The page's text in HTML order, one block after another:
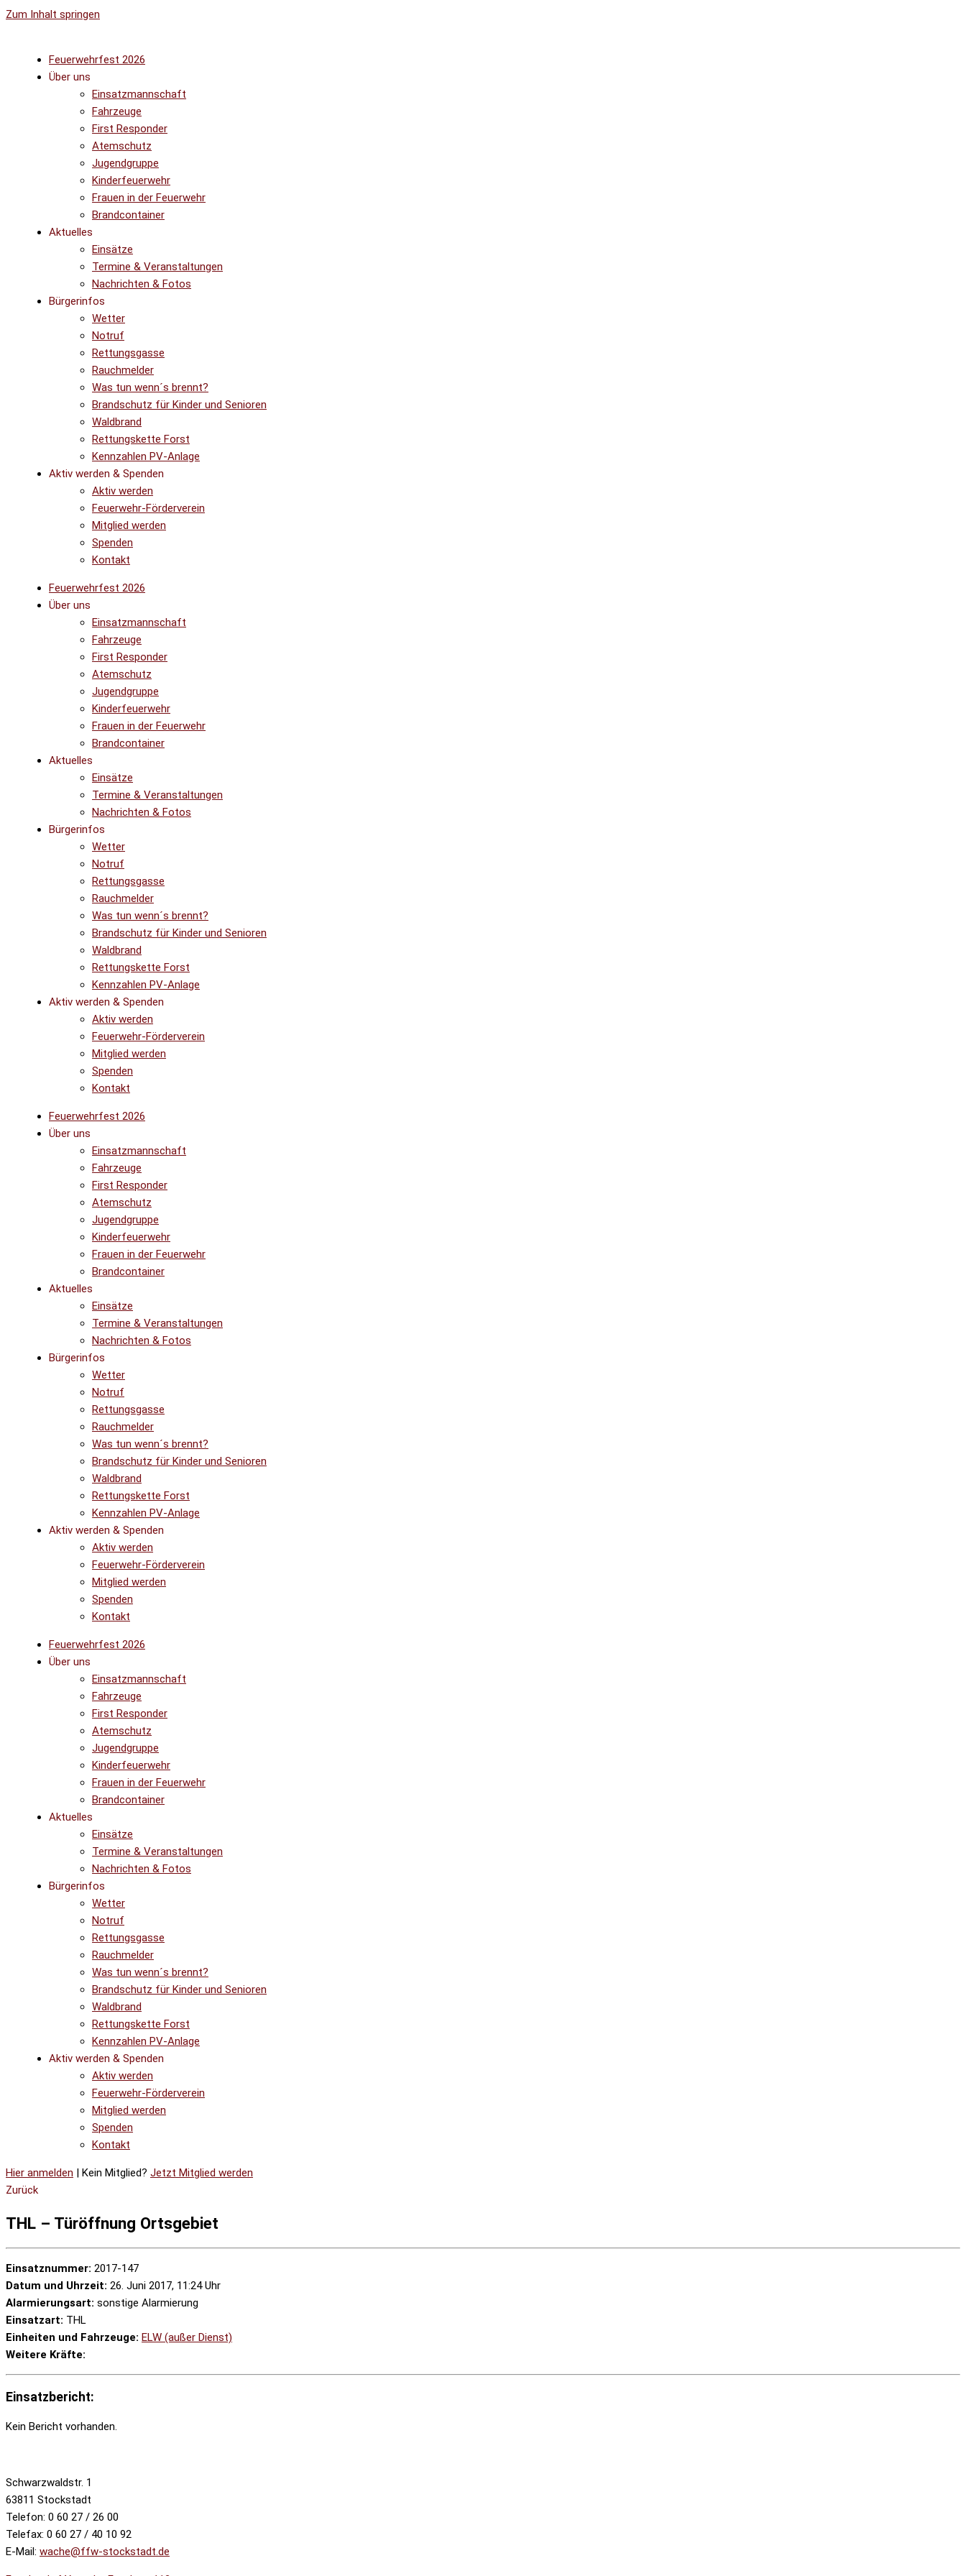
Zum Inhalt springen
Feuerwehrfest 2026
Über uns
Einsatzmannschaft
Fahrzeuge
First Responder
Atemschutz
Jugendgruppe
Kinderfeuerwehr
Frauen in der Feuerwehr
Brandcontainer
Aktuelles
Einsätze
Termine & Veranstaltungen
Nachrichten & Fotos
Bürgerinfos
Wetter
Notruf
Rettungsgasse
Rauchmelder
Was tun wenn´s brennt?
Brandschutz für Kinder und Senioren
Waldbrand
Rettungskette Forst
Kennzahlen PV-Anlage
Aktiv werden & Spenden
Aktiv werden
Feuerwehr-Förderverein
Mitglied werden
Spenden
Kontakt
Feuerwehrfest 2026
Über uns
Einsatzmannschaft
Fahrzeuge
First Responder
Atemschutz
Jugendgruppe
Kinderfeuerwehr
Frauen in der Feuerwehr
Brandcontainer
Aktuelles
Einsätze
Termine & Veranstaltungen
Nachrichten & Fotos
Bürgerinfos
Wetter
Notruf
Rettungsgasse
Rauchmelder
Was tun wenn´s brennt?
Brandschutz für Kinder und Senioren
Waldbrand
Rettungskette Forst
Kennzahlen PV-Anlage
Aktiv werden & Spenden
Aktiv werden
Feuerwehr-Förderverein
Mitglied werden
Spenden
Kontakt
Feuerwehrfest 2026
Über uns
Einsatzmannschaft
Fahrzeuge
First Responder
Atemschutz
Jugendgruppe
Kinderfeuerwehr
Frauen in der Feuerwehr
Brandcontainer
Aktuelles
Einsätze
Termine & Veranstaltungen
Nachrichten & Fotos
Bürgerinfos
Wetter
Notruf
Rettungsgasse
Rauchmelder
Was tun wenn´s brennt?
Brandschutz für Kinder und Senioren
Waldbrand
Rettungskette Forst
Kennzahlen PV-Anlage
Aktiv werden & Spenden
Aktiv werden
Feuerwehr-Förderverein
Mitglied werden
Spenden
Kontakt
Feuerwehrfest 2026
Über uns
Einsatzmannschaft
Fahrzeuge
First Responder
Atemschutz
Jugendgruppe
Kinderfeuerwehr
Frauen in der Feuerwehr
Brandcontainer
Aktuelles
Einsätze
Termine & Veranstaltungen
Nachrichten & Fotos
Bürgerinfos
Wetter
Notruf
Rettungsgasse
Rauchmelder
Was tun wenn´s brennt?
Brandschutz für Kinder und Senioren
Waldbrand
Rettungskette Forst
Kennzahlen PV-Anlage
Aktiv werden & Spenden
Aktiv werden
Feuerwehr-Förderverein
Mitglied werden
Spenden
Kontakt
Hier anmelden | Kein Mitglied? Jetzt Mitglied werden
Zurück
THL – Türöffnung Ortsgebiet
Einsatznummer: 2017-147
Datum und Uhrzeit: 26. Juni 2017, 11:24 Uhr
Alarmierungsart: sonstige Alarmierung
Einsatzart: THL
Einheiten und Fahrzeuge: ELW (außer Dienst)
Weitere Kräfte:
Einsatzbericht:
Kein Bericht vorhanden.
Schwarzwaldstr. 1
63811 Stockstadt
Telefon: 0 60 27 / 26 00
Telefax: 0 60 27 / 40 10 92
E-Mail: wache@ffw-stockstadt.de